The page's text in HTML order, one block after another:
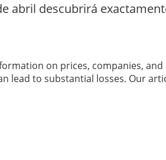
abril descubrirá
on prices, companies, and
lead to substantial losses. Our